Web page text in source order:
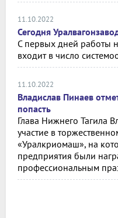
11.10.2022
Сегодня
С первых дней работы
входит в число
11.10.2022
Владислав Пинаев
попасть
Глава Нижнего Тагила
участие в
«Уралкриомаш», на
предприятия были
профессиональным